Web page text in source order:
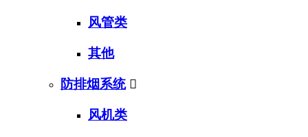
风管类
其他
防排烟系统 
风机类